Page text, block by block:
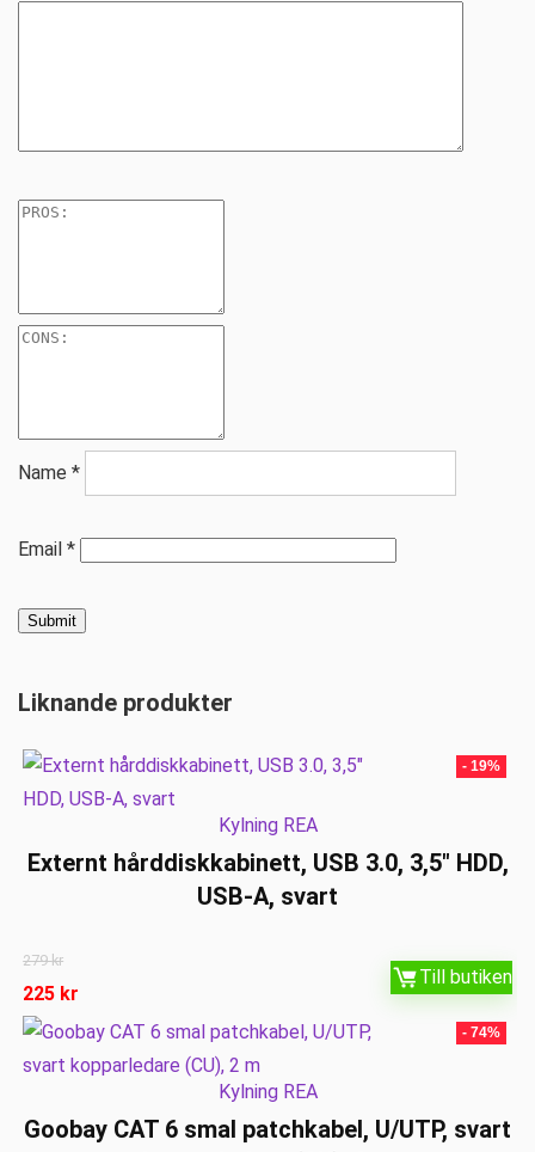
Name *
Email *
Liknande produkter
- 19%
Kylning REA
Externt hårddiskkabinett, USB 3.0, 3,5″ HDD,
USB-A, svart
279kr
225 kr
Till butiken
- 74%
Kylning REA
Goobay CAT 6 smal patchkabel, U/UTP, svart